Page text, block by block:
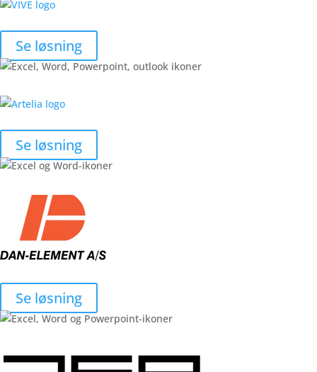
Se løsning
Se løsning
Se løsning